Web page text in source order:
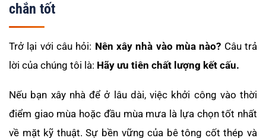
chắn tốt
Trở lại với câu hỏi: Nên xây nhà vào mùa nào? Câu trả
lời của chúng tôi là: Hãy ưu tiên chất lượng kết cấu.
Nếu bạn xây nhà để ở lâu dài, việc khởi công vào thời
điểm giao mùa hoặc đầu mùa mưa là lựa chọn tốt nhất
về mặt kỹ thuật. Sự bền vững của bê tông cốt thép và